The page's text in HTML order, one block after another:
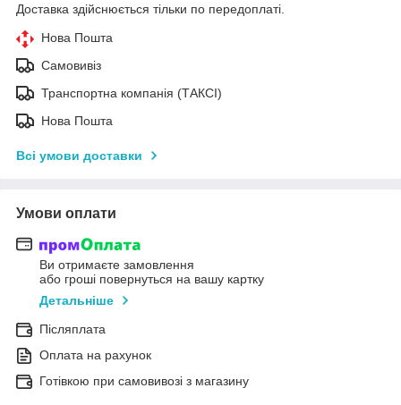
Доставка здійснюється тільки по передоплаті.
Нова Пошта
Самовивіз
Транспортна компанія (ТАКСІ)
Нова Пошта
Всі умови доставки
Умови оплати
Ви отримаєте замовлення
або гроші повернуться на вашу картку
Детальніше
Післяплата
Оплата на рахунок
Готівкою при самовивозі з магазину